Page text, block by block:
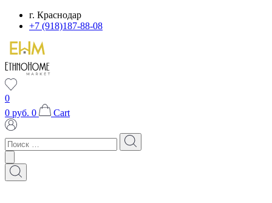
Перейтиг. Краснодар
+7 (918)187-88-08
0
0 руб. 0 Cart